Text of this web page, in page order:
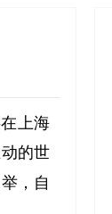
上海
的世
，自